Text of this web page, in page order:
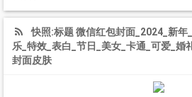
快照:标题 微信红包封面_2024_新年
乐_特效_表白_节日_美女_卡通_可爱_婚
封面皮肤